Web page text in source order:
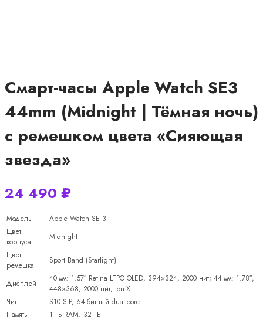
Смарт-часы Apple Watch SE3
44mm (Midnight | Тёмная ночь)
с ремешком цвета «Сияющая
звезда»
24 490 ₽
Модель
Apple Watch SE 3
Цвет
корпуса
Midnight
Цвет
ремешка
Sport Band (Starlight)
Дисплей
40 мм: 1.57″ Retina LTPO OLED, 394×324, 2000 нит; 44 мм: 1.78″,
448×368, 2000 нит, Ion-X
Чип
S10 SiP, 64-битный dual-core
Память
1 ГБ RAM, 32 ГБ